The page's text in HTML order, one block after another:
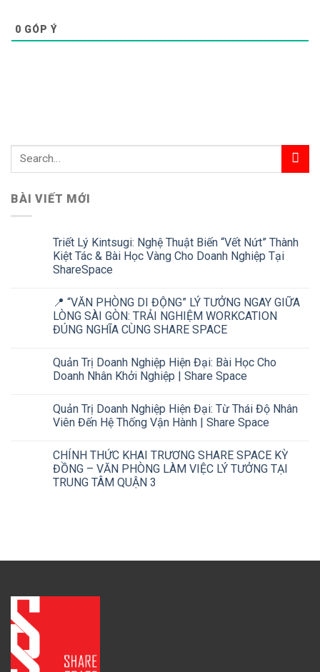
0 GÓP Ý
BÀI VIẾT MỚI
Triết Lý Kintsugi: Nghệ Thuật Biến “Vết Nứt” Thành
Kiệt Tác & Bài Học Vàng Cho Doanh Nghiệp Tại
ShareSpace
📍 “VĂN PHÒNG DI ĐỘNG” LÝ TƯỞNG NGAY GIỮA
LÒNG SÀI GÒN: TRẢI NGHIỆM WORKCATION
ĐÚNG NGHĨA CÙNG SHARE SPACE
Quản Trị Doanh Nghiệp Hiện Đại: Bài Học Cho
Doanh Nhân Khởi Nghiệp | Share Space
Quản Trị Doanh Nghiệp Hiện Đại: Từ Thái Độ Nhân
Viên Đến Hệ Thống Vận Hành | Share Space
CHÍNH THỨC KHAI TRƯƠNG SHARE SPACE KỲ
ĐỒNG – VĂN PHÒNG LÀM VIỆC LÝ TƯỞNG TẠI
TRUNG TÂM QUẬN 3